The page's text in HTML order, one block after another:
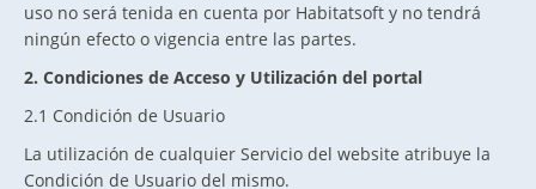
uso no será tenida en cuenta por Habitatsoft y no tendrá
ningún efecto o vigencia entre las partes.
2. Condiciones de Acceso y Utilización del portal
2.1 Condición de Usuario
La utilización de cualquier Servicio del website atribuye la
Condición de Usuario del mismo.